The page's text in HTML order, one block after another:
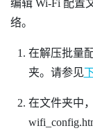
编辑 Wi-Fi 配置
络。
在解压批量
夹。请参见
在文件夹中